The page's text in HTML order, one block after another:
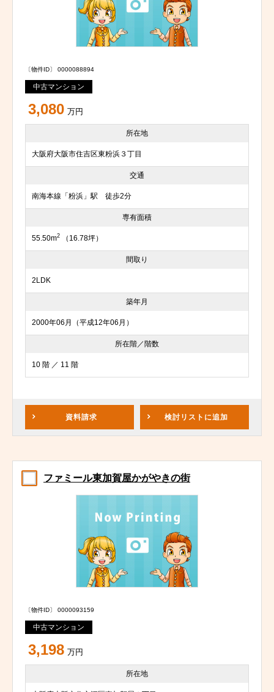
〔物件ID〕 0000088894
中古マンション
3,080 万円
所在地
大阪府大阪市住吉区東粉浜３丁目
交通
南海本線「粉浜」駅 徒歩2分
専有面積
55.50m2 （16.78坪）
間取り
2LDK
築年月
2000年06月（平成12年06月）
所在階／階数
10 階 ／ 11 階
資料請求 検討リスト に追加
ファミール東加賀屋かがやきの街
〔物件ID〕 0000093159
中古マンション
3,198 万円
所在地